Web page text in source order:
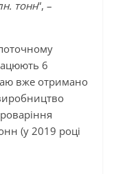
тонн“, –
6
вже отримано
(у 2019 році